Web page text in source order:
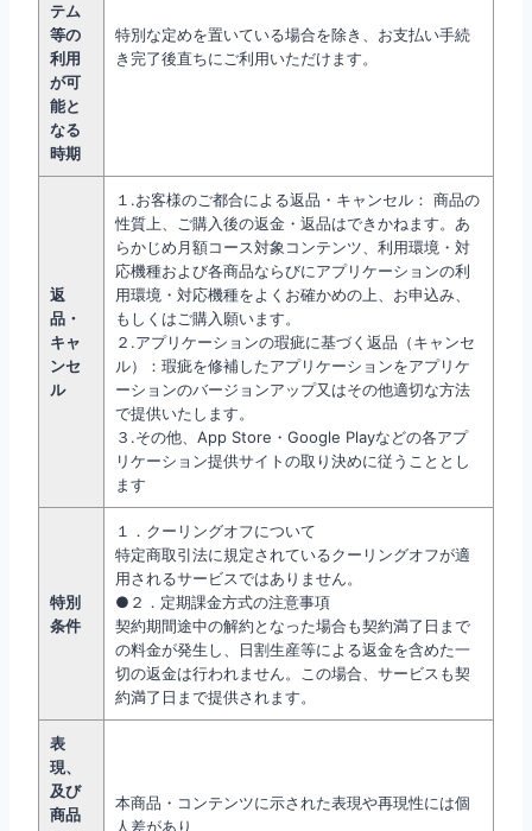
テム
等の
利用
が可
能と
なる
時期
特別な定めを置いている場合を除き、お支払い手続
き完了後直ちにご利用いただけます。
返
品・
キャ
ンセ
ル
１.お客様のご都合による返品・キャンセル： 商品の
性質上、ご購入後の返金・返品はできかねます。あ
らかじめ月額コース対象コンテンツ、利用環境・対
応機種および各商品ならびにアプリケーションの利
用環境・対応機種をよくお確かめの上、お申込み、
もしくはご購入願います。
２.アプリケーションの瑕疵に基づく返品（キャンセ
ル）：瑕疵を修補したアプリケーションをアプリケ
ーションのバージョンアップ又はその他適切な方法
で提供いたします。
３.その他、App Store・Google Playなどの各アプ
リケーション提供サイトの取り決めに従うこととし
ます
特別
条件
１．クーリングオフについて
特定商取引法に規定されているクーリングオフが適
用されるサービスではありません。
●２．定期課金方式の注意事項
契約期間途中の解約となった場合も契約満了日まで
の料金が発生し、日割生産等による返金を含めた一
切の返金は行われません。この場合、サービスも契
約満了日まで提供されます。
表
現、
及び
商品
本商品・コンテンツに示された表現や再現性には個
人差があり、